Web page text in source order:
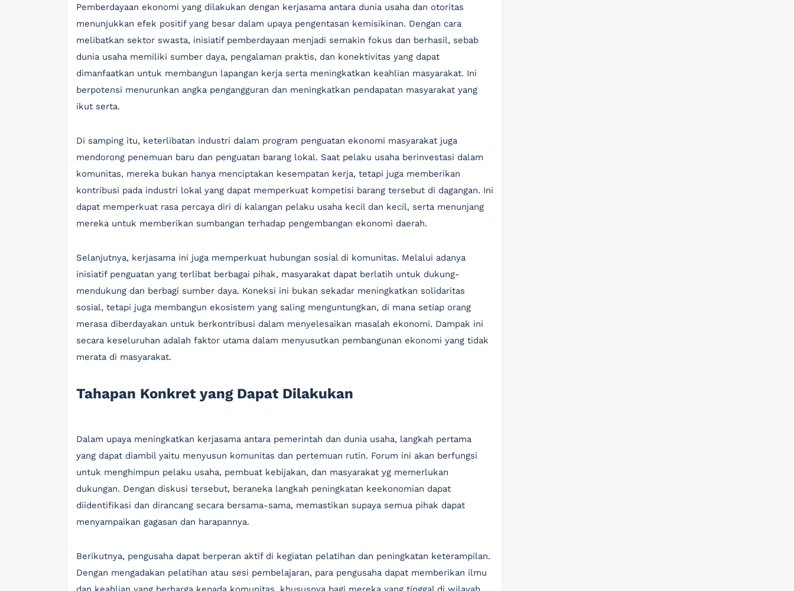
Pemberdayaan ekonomi yang dilakukan dengan kerjasama antara dunia usaha dan otoritas
menunjukkan efek positif yang besar dalam upaya pengentasan kemisikinan. Dengan cara
melibatkan sektor swasta, inisiatif pemberdayaan menjadi semakin fokus dan berhasil, sebab
dunia usaha memiliki sumber daya, pengalaman praktis, dan konektivitas yang dapat
dimanfaatkan untuk membangun lapangan kerja serta meningkatkan keahlian masyarakat. Ini
berpotensi menurunkan angka pengangguran dan meningkatkan pendapatan masyarakat yang
ikut serta.
Di samping itu, keterlibatan industri dalam program penguatan ekonomi masyarakat juga
mendorong penemuan baru dan penguatan barang lokal. Saat pelaku usaha berinvestasi dalam
komunitas, mereka bukan hanya menciptakan kesempatan kerja, tetapi juga memberikan
kontribusi pada industri lokal yang dapat memperkuat kompetisi barang tersebut di dagangan. Ini
dapat memperkuat rasa percaya diri di kalangan pelaku usaha kecil dan kecil, serta menunjang
mereka untuk memberikan sumbangan terhadap pengembangan ekonomi daerah.
Selanjutnya, kerjasama ini juga memperkuat hubungan sosial di komunitas. Melalui adanya
inisiatif penguatan yang terlibat berbagai pihak, masyarakat dapat berlatih untuk dukung-
mendukung dan berbagi sumber daya. Koneksi ini bukan sekadar meningkatkan solidaritas
sosial, tetapi juga membangun ekosistem yang saling menguntungkan, di mana setiap orang
merasa diberdayakan untuk berkontribusi dalam menyelesaikan masalah ekonomi. Dampak ini
secara keseluruhan adalah faktor utama dalam menyusutkan pembangunan ekonomi yang tidak
merata di masyarakat.
Tahapan Konkret yang Dapat Dilakukan
Dalam upaya meningkatkan kerjasama antara pemerintah dan dunia usaha, langkah pertama
yang dapat diambil yaitu menyusun komunitas dan pertemuan rutin. Forum ini akan berfungsi
untuk menghimpun pelaku usaha, pembuat kebijakan, dan masyarakat yg memerlukan
dukungan. Dengan diskusi tersebut, beraneka langkah peningkatan keekonomian dapat
diidentifikasi dan dirancang secara bersama-sama, memastikan supaya semua pihak dapat
menyampaikan gagasan dan harapannya.
Berikutnya, pengusaha dapat berperan aktif di kegiatan pelatihan dan peningkatan keterampilan.
Dengan mengadakan pelatihan atau sesi pembelajaran, para pengusaha dapat memberikan ilmu